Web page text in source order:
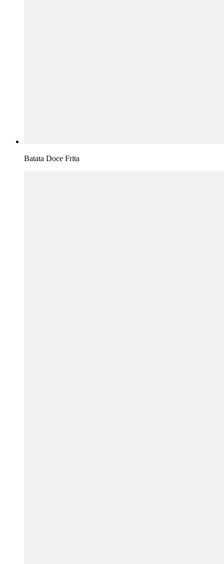
Batata Doce Frita